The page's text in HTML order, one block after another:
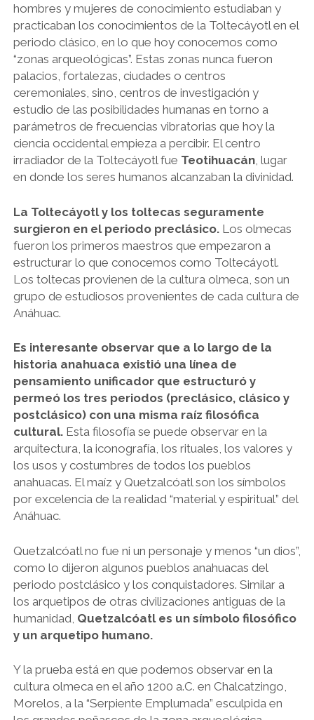
hombres y mujeres de conocimiento estudiaban y
practicaban los conocimientos de la Toltecáyotl en el
periodo clásico, en lo que hoy conocemos como
“zonas arqueológicas”. Estas zonas nunca fueron
palacios, fortalezas, ciudades o centros
ceremoniales, sino, centros de investigación y
estudio de las posibilidades humanas en torno a
parámetros de frecuencias vibratorias que hoy la
ciencia occidental empieza a percibir. El centro
irradiador de la Toltecáyotl fue Teotihuacán, lugar
en donde los seres humanos alcanzaban la divinidad.
La Toltecáyotl y los toltecas seguramente
surgieron en el periodo preclásico.Los olmecas
fueron los primeros maestros que empezaron a
estructurar lo que conocemos como Toltecáyotl.
Los toltecas provienen de la cultura olmeca, son un
grupo de estudiosos provenientes de cada cultura de
Anáhuac.
Es interesante observar que a lo largo de la
historia anahuaca existió una línea de
pensamiento unificador que estructuró y
permeó los tres periodos (preclásico, clásico y
postclásico) con una misma raíz filosófica
cultural.Esta filosofía se puede observar en la
arquitectura, la iconografía, los rituales, los valores y
los usos y costumbres de todos los pueblos
anahuacas. El maíz y Quetzalcóatl son los símbolos
por excelencia de la realidad “material y espiritual” del
Anáhuac.
Quetzalcóatl no fue ni un personaje y menos “un dios”,
como lo dijeron algunos pueblos anahuacas del
periodo postclásico y los conquistadores. Similar a
los arquetipos de otras civilizaciones antiguas de la
humanidad, Quetzalcóatl es un símbolo filosófico
y un arquetipo humano.
Y la prueba está en que podemos observar en la
cultura olmeca en el año 1200 a.C. en Chalcatzingo,
Morelos, a la “Serpiente Emplumada” esculpida en